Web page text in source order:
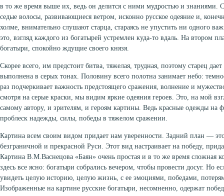
в то же время выше их, ведь он делится с ними мудростью и знаниями.
седые волосы, развивающиеся ветром, исконно русское одеяние и,
холме, внимательно слушают старца, стараясь не упустить ни одного
это, взгляд каждого из богатырей устремлен куда-то вдаль. На втором
богатыри, спокойно ждущие своего князя.
Скорее всего, им предстоит битва, тяжелая, трудная, поэтому старец
выполнена в серых тонах. Половину всего полотна занимает небо:
раз подчеркивает важность предстоящего сражения, волнение и
смотря на серые краски, мы видим яркие одеяния героев. Это, на мой
самому автору, и зрителям, и героям картины. Ведь красные одежды на
проблеск надежды, силы, победы в тяжелом сражении.
Картина всем своим видом придает нам уверенности. Задний план —
безграничной и прекрасной Руси. Этот вид настраивает на победу,
Картина В.М.Васнецова «Баян» очень простая и в то же время сложная
здесь все ясно: богатыри собрались вечером, чтобы провести досуг. Но
увидеть целую историю, целую жизнь, с ее эмоциями, победами,
Изображенные на картине русские богатыри, несомненно, одержат